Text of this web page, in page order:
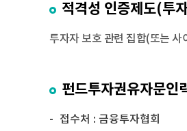
적격성 인증제도(투
투자자 보호 관련 집합(또는
펀드투자권유자문인
접수처 : 금융투자협회